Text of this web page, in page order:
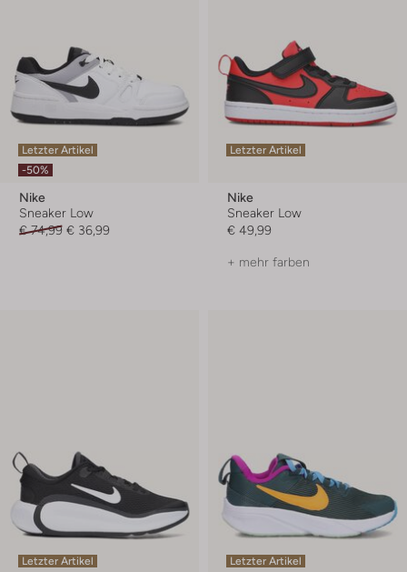
Letzter Artikel
-50%
Nike
Sneaker Low
€ 74,99 € 36,99
Letzter Artikel
Nike
Sneaker Low
€ 49,99
+ mehr farben
Letzter Artikel
Letzter Artikel